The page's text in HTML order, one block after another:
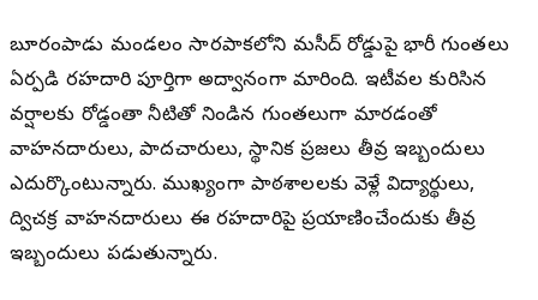
బూర్గంపాడు మండలం సారపాకలోని మసీద్ రోడ్డుపై భారీ గుంతలు
ఏర్పడి రహదారి పూర్తిగా అద్వానంగా మారింది. ఇటీవల కురిసిన
వర్షాలకు రోడ్డంతా నీటితో నిండిన గుంతలుగా మారడంతో
వాహనదారులు, పాదచారులు, స్థానిక ప్రజలు తీవ్ర ఇబ్బందులు
ఎదుర్కొంటున్నారు. ముఖ్యంగా పాఠశాలలకు వెళ్లే విద్యార్థులు,
ద్విచక్ర వాహనదారులు ఈ రహదారిపై ప్రయాణించేందుకు తీవ్ర
ఇబ్బందులు పడుతున్నారు.